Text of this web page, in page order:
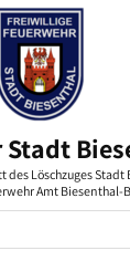
Stadt
des Löschzuges Stadt
Amt Biesenthal-